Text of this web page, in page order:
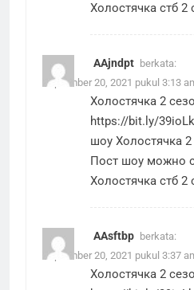
Холостячка стб 2
AAjndpt berkata:
September 20, 2021 pukul 3:13
Холостячка 2
https://bit.ly/
шоу Холостячка
Пост шоу можно
Холостячка стб 2
AAsftbp berkata:
September 20, 2021 pukul 3:37
Холостячка 2